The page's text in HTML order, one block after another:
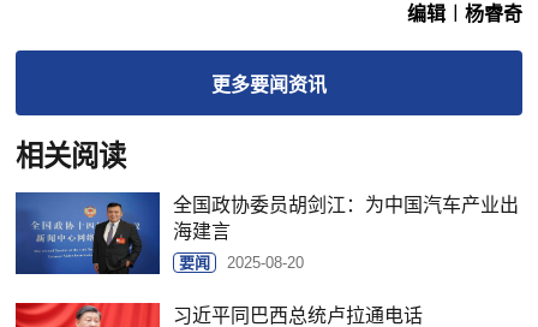
编辑︱杨睿奇
更多要闻资讯
相关阅读
全国政协委员胡剑江：为中国汽车产业出
海建言
要闻 2025-08-20
习近平同巴西总统卢拉通电话